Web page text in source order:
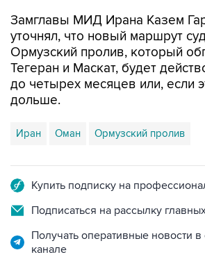
Замглавы МИД Ирана Казем
уточнял, что новый маршрут
Ормузский пролив, который
Тегеран и Маскат, будет
до четырех месяцев или, если
дольше.
Иран Оман Ормузский пролив
Купить подписку на
Подписаться на рассылку
Получать оперативные новости
канале